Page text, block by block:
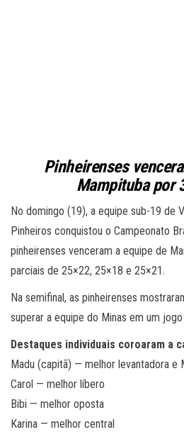
Pinheirenses
Mampituba por
No domingo (19), a equipe sub-19 de
Pinheiros conquistou o Campeonato
pinheirenses venceram a equipe de
parciais de 25×22, 25×18 e 25×21.
Na semifinal, as pinheirenses
superar a equipe do Minas em um
Destaques individuais coroaram a
Madu (capitã) — melhor levantadora e
Carol — melhor líbero
Bibi — melhor oposta
Karina — melhor central